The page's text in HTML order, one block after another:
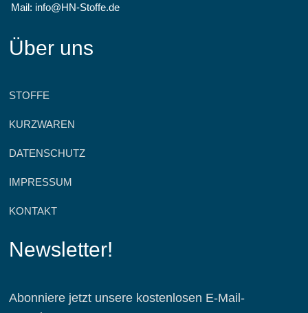
Mail: info@HN-Stoffe.de
Über uns
STOFFE
KURZWAREN
DATENSCHUTZ
IMPRESSUM
KONTAKT
Newsletter!
Abonniere jetzt unsere kostenlosen E-Mail-